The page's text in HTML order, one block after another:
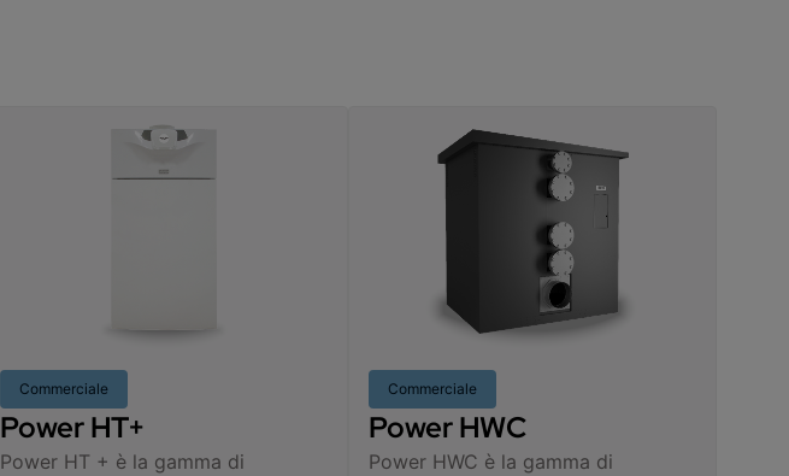
Commerciale
Power HT+
Power HT + è la gamma di
Commerciale
Power HWC
Power HWC è la gamma di